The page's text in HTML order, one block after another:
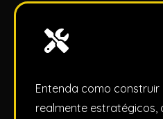
Entenda como construir
realmente estratégicos,